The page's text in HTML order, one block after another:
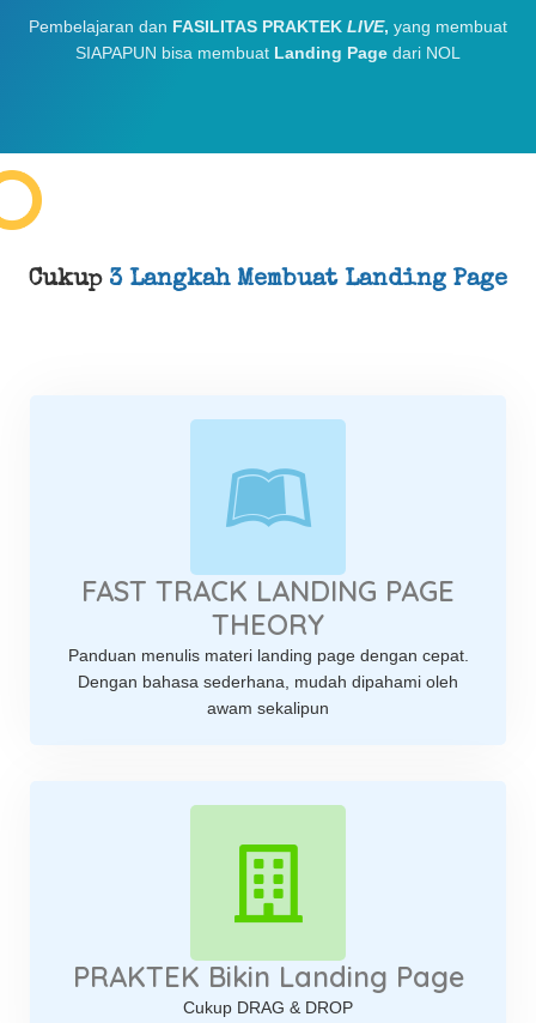
Pembelajaran dan FASILITAS PRAKTEK LIVE, yang membuat
SIAPAPUN bisa membuat Landing Page dari NOL
Cukup 3 Langkah Membuat Landing Page
FAST TRACK LANDING PAGE
THEORY
Panduan menulis materi landing page dengan cepat.
Dengan bahasa sederhana, mudah dipahami oleh
awam sekalipun
PRAKTEK Bikin Landing Page
Cukup DRAG & DROP